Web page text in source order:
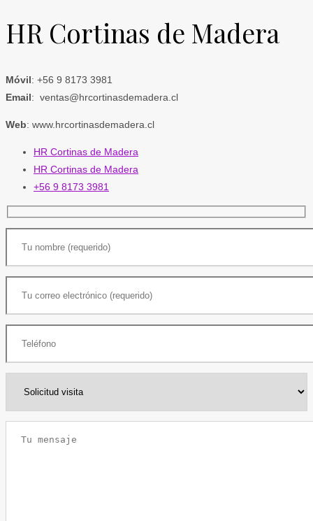
HR Cortinas de Madera
Móvil: +56 9 8173 3981
Email: ventas@hrcortinasdemadera.cl
Web: www.hrcortinasdemadera.cl
HR Cortinas de Madera
HR Cortinas de Madera
+56 9 8173 3981